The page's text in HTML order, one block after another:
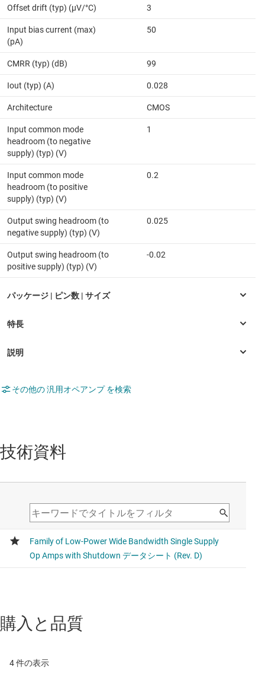
Offset drift (typ) (µV/°C) 3
Input bias current (max)
(pA)
50
CMRR (typ) (dB) 99
Iout (typ) (A) 0.028
Architecture CMOS
Input common mode
headroom (to negative
supply) (typ) (V)
1
Input common mode
headroom (to positive
supply) (typ) (V)
0.2
Output swing headroom (to
negative supply) (typ) (V)
0.025
Output swing headroom (to
positive supply) (typ) (V)
-0.02
その他の 汎用オペアンプ を検索
技術資料
購入と品質